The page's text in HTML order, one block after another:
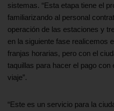
sistemas. “Esta etapa tiene el
familiarizando al personal
operación de las estaciones y
en la siguiente fase realicemos
franjas horarias, pero con el
taquillas para hacer el pago
viaje”.
“Este es un servicio para la